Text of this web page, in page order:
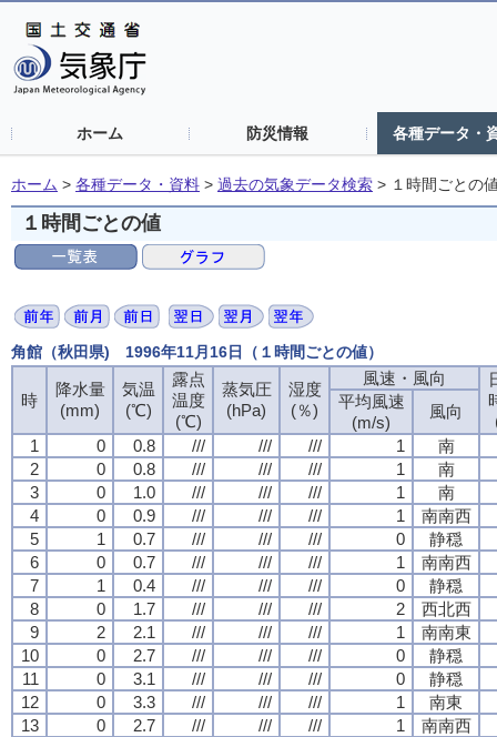
ホーム 防災情報 各種データ・
ホーム > 各種データ・資料 > 過去の気象データ検索 > １時間ごとの
１時間ごとの値
角館（秋田県) 1996年11月16日（１時間ごとの値）
時
降水量
(mm)
気温
(℃)
露点
温度
(℃)
蒸気圧
(hPa)
湿度
(％)
風速・風向
平均風速
(m/s)
風向
1
0 0.8 /// /// /// 1
南
2
0 0.8 /// /// /// 1
南
3
0 1.0 /// /// /// 1
南
4
0 0.9 /// /// /// 1
南南西
5
1 0.7 /// /// /// 0
静穏
6
0 0.7 /// /// /// 1
南南西
7
1 0.4 /// /// /// 0
静穏
8
0 1.7 /// /// /// 2
西北西
9
2 2.1 /// /// /// 1
南南東
10
0 2.7 /// /// /// 0
静穏
11
0 3.1 /// /// /// 0
静穏
12
0 3.3 /// /// /// 1
南東
13
0 2.7 /// /// /// 1
南南西
時
降水量
(mm)
気温
(℃)
露点
温度
(℃)
蒸気圧
(hPa)
湿度
(％)
風速・風向
平均風速
(m/s)
風向
1
0 0.8 /// /// /// 1
南
2
0 0.8 /// /// /// 1
南
3
0 1.0 /// /// /// 1
南
4
0 0.9 /// /// /// 1
南南西
5
1 0.7 /// /// /// 0
静穏
6
0 0.7 /// /// /// 1
南南西
7
1 0.4 /// /// /// 0
静穏
8
0 1.7 /// /// /// 2
西北西
9
2 2.1 /// /// /// 1
南南東
10
0 2.7 /// /// /// 0
静穏
11
0 3.1 /// /// /// 0
静穏
12
0 3.3 /// /// /// 1
南東
13
0 2.7 /// /// /// 1
南南西
時
降水量
(mm)
気温
(℃)
露点
温度
(℃)
蒸気圧
(hPa)
湿度
(％)
風速・風向
平均風速
(m/s)
風向
1
0 0.8 /// /// /// 1
南
2
0 0.8 /// /// /// 1
南
3
0 1.0 /// /// /// 1
南
4
0 0.9 /// /// /// 1
南南西
5
1 0.7 /// /// /// 0
静穏
6
0 0.7 /// /// /// 1
南南西
7
1 0.4 /// /// /// 0
静穏
8
0 1.7 /// /// /// 2
西北西
9
2 2.1 /// /// /// 1
南南東
10
0 2.7 /// /// /// 0
静穏
11
0 3.1 /// /// /// 0
静穏
12
0 3.3 /// /// /// 1
南東
13
0 2.7 /// /// /// 1
南南西
時
降水量
(mm)
気温
(℃)
露点
温度
(℃)
蒸気圧
(hPa)
湿度
(％)
風速・風向
平均風速
(m/s)
風向
1
0 0.8 /// /// /// 1
南
2
0 0.8 /// /// /// 1
南
3
0 1.0 /// /// /// 1
南
4
0 0.9 /// /// /// 1
南南西
5
1 0.7 /// /// /// 0
静穏
6
0 0.7 /// /// /// 1
南南西
7
1 0.4 /// /// /// 0
静穏
8
0 1.7 /// /// /// 2
西北西
9
2 2.1 /// /// /// 1
南南東
10
0 2.7 /// /// /// 0
静穏
11
0 3.1 /// /// /// 0
静穏
12
0 3.3 /// /// /// 1
南東
13
0 2.7 /// /// /// 1
南南西